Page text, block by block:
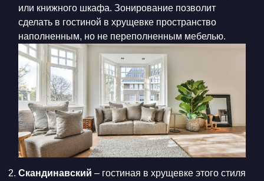
или книжного шкафа. Зонирование позволит
сделать в гостиной в хрущевке пространство
наполненным, но не переполненным мебелью.
Скандинавский – гостиная в хрущевке этого стиля